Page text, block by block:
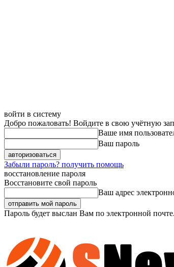
войти в систему
Добро пожаловать! Войдите в свою учётную
Ваше имя
Ваш пароль
Забыли пароль? получить помощь
восстановление пароля
Восстановите свой пароль
Ваш адрес
Пароль будет выслан Вам по электронной почте.